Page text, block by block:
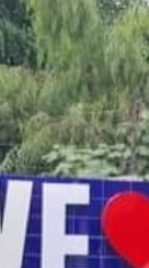
رکھ دیا جس کی وجہ سے